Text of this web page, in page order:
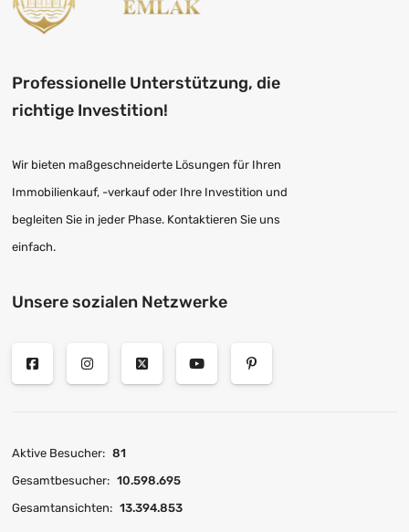
Professionelle Unterstützung, die
richtige Investition!
Wir bieten maßgeschneiderte Lösungen für Ihren
Immobilienkauf, -verkauf oder Ihre Investition und
begleiten Sie in jeder Phase. Kontaktieren Sie uns
einfach.
Unsere sozialen Netzwerke
Aktive Besucher: 81
Gesamtbesucher: 10.598.695
Gesamtansichten: 13.394.853